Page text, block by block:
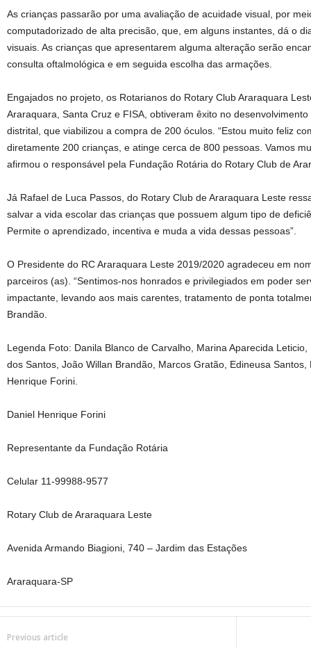
As crianças passarão por uma avaliação de acuidade visual, por
computadorizado de alta precisão, que, em alguns instantes, dá o
visuais. As crianças que apresentarem alguma alteração serão
consulta oftalmológica e em seguida escolha das armações.
Engajados no projeto, os Rotarianos do Rotary Club Araraquara
Araraquara, Santa Cruz e FISA, obtiveram êxito no
distrital, que viabilizou a compra de 200 óculos. “Estou muito feliz
diretamente 200 crianças, e atinge cerca de 800 pessoas. Vamos
afirmou o responsável pela Fundação Rotária do Rotary Club de
Já Rafael de Luca Passos, do Rotary Club de Araraquara Leste
salvar a vida escolar das crianças que possuem algum tipo de
Permite o aprendizado, incentiva e muda a vida dessas pessoas”.
O Presidente do RC Araraquara Leste 2019/2020 agradeceu em
parceiros (as). “Sentimos-nos honrados e privilegiados em poder
impactante, levando aos mais carentes, tratamento de ponta
Brandão.
Legenda Foto: Danila Blanco de Carvalho, Marina Aparecida
dos Santos, João Willan Brandão, Marcos Gratão, Edineusa
Henrique Forini.
Daniel Henrique Forini
Representante da Fundação Rotária
Celular 11-99988-9577
Rotary Club de Araraquara Leste
Avenida Armando Biagioni, 740 – Jardim das Estações
Araraquara-SP
Previous article